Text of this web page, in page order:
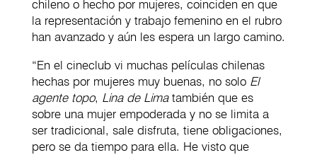
chileno o hecho por mujeres, coinciden en que
la representación y trabajo femenino en el rubro
han avanzado y aún les espera un largo camino.
“En el cineclub vi muchas películas chilenas
hechas por mujeres muy buenas, no solo El
agente topo, Lina de Limatambién que es
sobre una mujer empoderada y no se limita a
ser tradicional, sale disfruta, tiene obligaciones,
pero se da tiempo para ella. He visto que